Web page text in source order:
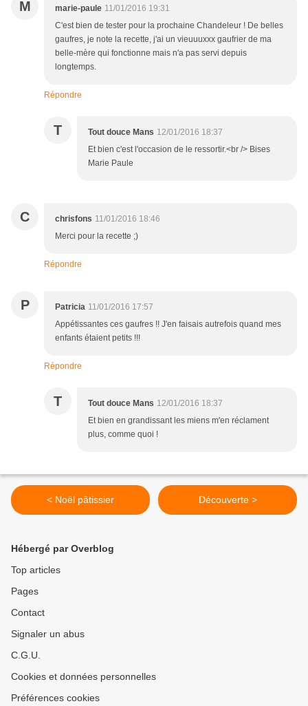
M marie-paule 11/01/2016 19:31
C'est bien de tester pour la prochaine Chandeleur ! De belles
gaufres, je note la recette, j'ai un vieuuuxxx gaufrier de ma
belle-mère qui fonctionne mais n'a pas servi depuis
longtemps.
Répondre
T Tout douce Mans 12/01/2016 18:37
Et bien c'est l'occasion de le ressortir.<br /> Bises
Marie Paule
C chrisfons 11/01/2016 18:46
Merci pour la recette ;)
Répondre
P Patricia 11/01/2016 17:57
Appétissantes ces gaufres !! J'en faisais autrefois quand mes
enfants étaient petits !!!
Répondre
T Tout douce Mans 12/01/2016 18:37
Et bien en grandissant les miens m'en réclament
plus, comme quoi !
< Noël pâtissier Découverte >
Hébergé par Overblog
Top articles
Pages
Contact
Signaler un abus
C.G.U.
Cookies et données personnelles
Préférences cookies